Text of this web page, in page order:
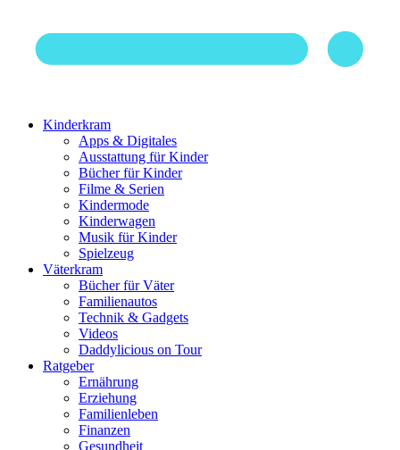
Kinderkram
Apps & Digitales
Ausstattung für Kinder
Bücher für Kinder
Filme & Serien
Kindermode
Kinderwagen
Musik für Kinder
Spielzeug
Väterkram
Bücher für Väter
Familienautos
Technik & Gadgets
Videos
Daddylicious on Tour
Ratgeber
Ernährung
Erziehung
Familienleben
Finanzen
Gesundheit